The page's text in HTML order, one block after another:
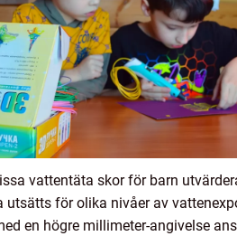
vattentäta skor för barn
för olika nivåer av
en högre millimeter-angivelse